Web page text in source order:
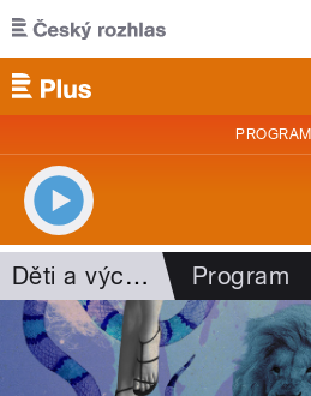
Přejít k hlavnímu obsahu
PROGRAM
Děti a výchova Program